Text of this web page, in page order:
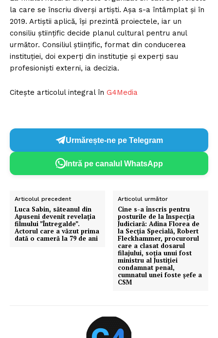
la care se înscriu diverși artiști. Așa s-a întâmplat și în
2019. Artiștii aplică, își prezintă proiectele, iar un
consiliu științific decide planul cultural pentru anul
următor. Consiliul științific, format din conducerea
instituției, doi experți din instituție și experți sau
profesioniști externi, ia decizia.
Citește articolul integral în G4Media
Urmărește-ne pe Telegram
Intră pe canalul WhatsApp
Articolul precedent
Luca Sabin, săteanul din
Apuseni devenit revelația
filmului ”Întregalde”.
Actorul care a văzut prima
dată o cameră la 79 de ani
Articolul următor
Cine s-a înscris pentru
posturile de la Inspecția
Judiciară: Adina Florea de
la Secția Specială, Robert
Fleckhammer, procurorul
care a clasat dosarul
filajului, soția unui fost
ministru al Justiției
condamnat penal,
cumnatul unei foste șefe a
CSM